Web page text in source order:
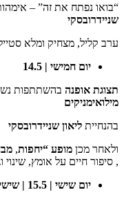
“בואו נפתח את זה” –
שניידרובסקי
ערב קליל, מצחיק ומלא
יום חמישי | 14.5
תצוגת אופנה בהשתתפות
מילואימניקים
בהנחיית ליאון שניידרובסקי
ולאחר מכן מופע “יחפות,
, סיפור חיים על אומץ, שינוי
יום שישי | 15.5 | שישי של סטייל